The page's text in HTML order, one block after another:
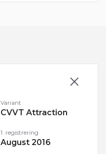
Variant
CVVT Attraction
1. registrering
August 2016